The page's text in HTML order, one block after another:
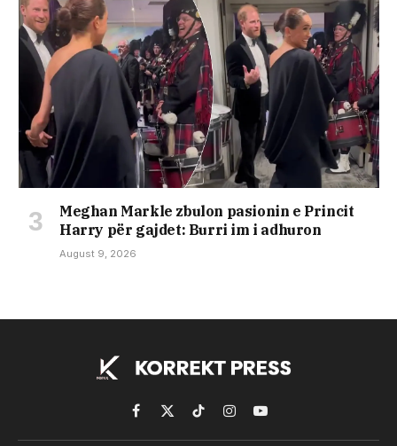
Meghan Markle zbulon pasionin e Princit
Harry për gajdet: Burri im i adhuron
August 9, 2026
Facebook
X
(Twitter)
TikTokInstagramYouTube